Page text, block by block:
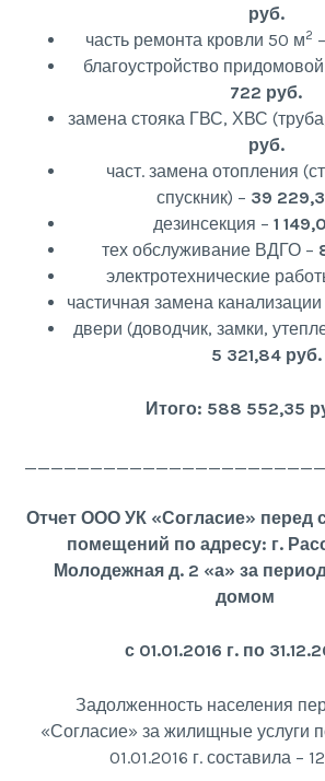
руб.
часть ремонта кровли 50 м2 –
благоустройство
722 руб.
замена стояка ГВС, ХВС
руб.
част. замена отопления
спускник) – 39
дезинсекция –1
тех обслуживание ВДГО –
электротехнические
частичная замена канализации
двери (доводчик, замки,
5 321,84 руб.
Итого: 588 552,35
Отчет ООО УК «Согласие» перед
помещений по адресу: г.
Молодежная д. 2 «а» за
домом
с 01.01.2016 г. по
Задолженность населения
«Согласие» за жилищные услуги
01.01.2016 г. составила –